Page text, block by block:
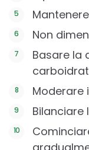
Non
Basare la
Moderare
Bilanciare